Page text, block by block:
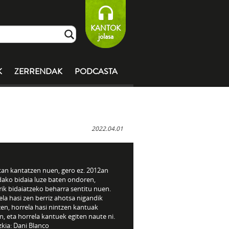
KANTOK
jolasa
ZERRENDAK PODCASTA
2022.04.01
kantatzen nuen, gero ez. 2012an
bidaia luze baten ondoren,
bidaiatzeko beharra sentitu nuen.
hasi zen berriz ahotsa nigandik
horrela hasi nintzen kantuak
eta horrela kantuek egiten naute ni.
Dani Blanco